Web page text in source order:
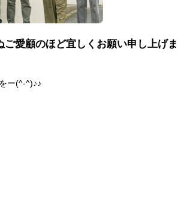
ご愛顧のほど宜しくお願い申し上げま
ー(^-^)♪♪